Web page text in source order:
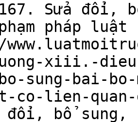
Sửa đổi,
pháp
xiii.-
sung-bai-bo-
co-lien-
đổi, bổ sung,